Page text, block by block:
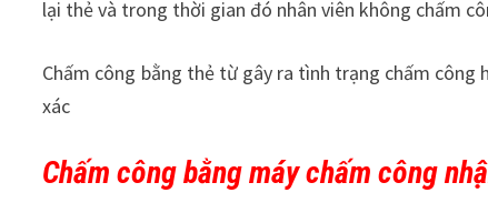
lại thẻ và trong thời gian đó nhân viên không chấm
Chấm công bằng thẻ từ gây ra tình trạng chấm
xác
Chấm công bằng máy chấm công